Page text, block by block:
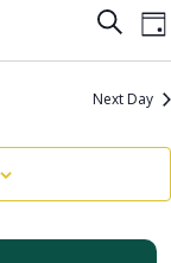
and
Search
Next Day